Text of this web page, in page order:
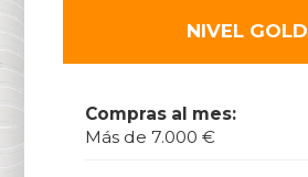
NIVEL GOLD
Compras al mes:
Más de 7.000 €